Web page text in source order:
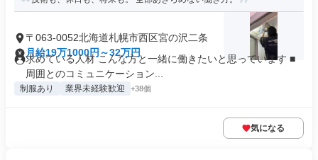
〒063-0052北海道札幌市西区宮の沢二条
月給19万1000円～32万円
求めている人材 こんな方と一緒に働きたいと思っています ■
周囲とのコミュニケーション...
制服あり 業界未経験歓迎 +38個
気になる